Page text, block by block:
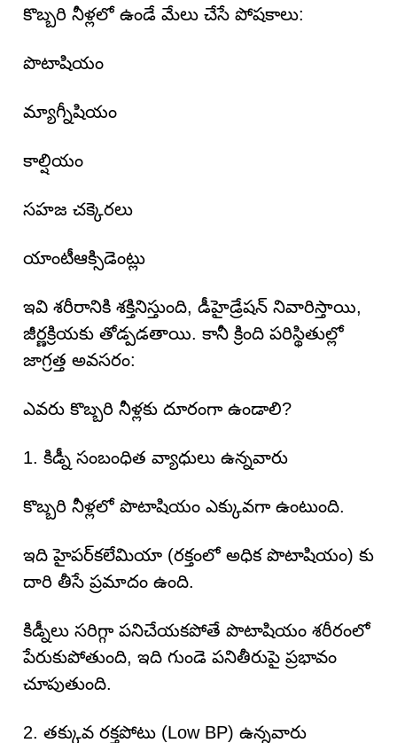
కొబ్బరి నీళ్లలో ఉండే మేలు చేసే పోషకాలు:
పొటాషియం
మ్యాగ్నీషియం
కాల్షియం
సహజ చక్కెరలు
యాంటీఆక్సిడెంట్లు
ఇవి శరీరానికి శక్తినిస్తుంది, డీహైడ్రేషన్ నివారిస్తాయి,
జీర్ణక్రియకు తోడ్పడతాయి. కానీ క్రింది పరిస్థితుల్లో
జాగ్రత్త అవసరం:
ఎవరు కొబ్బరి నీళ్లకు దూరంగా ఉండాలి?
1. కిడ్నీ సంబంధిత వ్యాధులు ఉన్నవారు
కొబ్బరి నీళ్లలో పొటాషియం ఎక్కువగా ఉంటుంది.
ఇది హైపర్‌కలేమియా (రక్తంలో అధిక పొటాషియం) కు
దారి తీసే ప్రమాదం ఉంది.
కిడ్నీలు సరిగ్గా పనిచేయకపోతే పొటాషియం శరీరంలో
పేరుకుపోతుంది, ఇది గుండె పనితీరుపై ప్రభావం
చూపుతుంది.
2. తక్కువ రక్తపోటు (Low BP) ఉన్నవారు